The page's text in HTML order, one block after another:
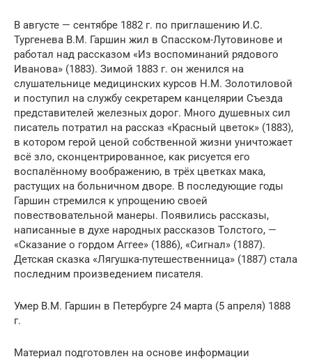
В августе — сентябре 1882 г. по приглашению И.С.
Тургенева В.М. Гаршин жил в Спасском-Лутовинове и
работал над рассказом «Из воспоминаний рядового
Иванова» (1883). Зимой 1883 г. он женился на
слушательнице медицинских курсов Н.М. Золотиловой
и поступил на службу секретарем канцелярии Съезда
представителей железных дорог. Много душевных сил
писатель потратил на рассказ «Красный цветок» (1883),
в котором герой ценой собственной жизни уничтожает
всё зло, сконцентрированное, как рисуется его
воспалённому воображению, в трёх цветках мака,
растущих на больничном дворе. В последующие годы
Гаршин стремился к упрощению своей
повествовательной манеры. Появились рассказы,
написанные в духе народных рассказов Толстого, —
«Сказание о гордом Аггее» (1886), «Сигнал» (1887).
Детская сказка «Лягушка-путешественница» (1887) стала
последним произведением писателя.
Умер В.М. Гаршин в Петербурге 24 марта (5 апреля) 1888
г.
Материал подготовлен на основе информации